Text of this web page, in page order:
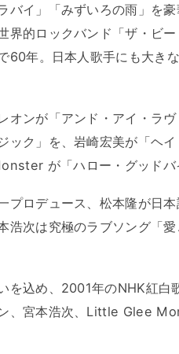
イ」「みずいろの雨」を
的ロックバンド「ザ・ビー
60年。日本人歌手にも大き
ンが「アンド・アイ・ラ
ック」を、岩崎宏美が「ヘ
が「ハロー・グッドバ
ロデュース、松本隆が日本
浩次は究極のラブソング「
込め、2001年のNHK紅白
、宮本浩次、Little Glee